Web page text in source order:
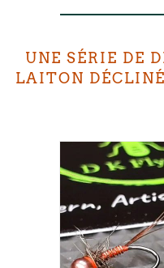
UNE SÉRIE DE
LAITON